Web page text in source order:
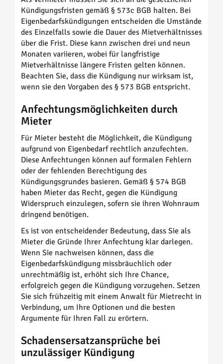
Kündigungsfristen gemäß § 573c BGB halten. Bei
Eigenbedarfskündigungen entscheiden die Umstände
des Einzelfalls sowie die Dauer des Mietverhältnisses
über die Frist. Diese kann zwischen drei und neun
Monaten variieren, wobei für langfristige
Mietverhältnisse längere Fristen gelten können.
Beachten Sie, dass die Kündigung nur wirksam ist,
wenn sie den Vorgaben des § 573 BGB entspricht.
Anfechtungsmöglichkeiten durch
Mieter
Für Mieter besteht die Möglichkeit, die Kündigung
aufgrund von Eigenbedarf rechtlich anzufechten.
Diese Anfechtungen können auf formalen Fehlern
oder der fehlenden Berechtigung des
Kündigungsgrundes basieren. Gemäß § 574 BGB
haben Mieter das Recht, gegen die Kündigung
Widerspruch einzulegen, sofern sie ihren Wohnraum
dringend benötigen.
Es ist von entscheidender Bedeutung, dass Sie als
Mieter die Gründe Ihrer Anfechtung klar darlegen.
Wenn Sie nachweisen können, dass die
Eigenbedarfskündigung missbräuchlich oder
unrechtmäßig ist, erhöht sich Ihre Chance,
erfolgreich gegen die Kündigung vorzugehen. Setzen
Sie sich frühzeitig mit einem Anwalt für Mietrecht in
Verbindung, um Ihre Optionen und die besten
Argumente für Ihren Fall zu erörtern.
Schadensersatzansprüche bei
unzulässiger Kündigung